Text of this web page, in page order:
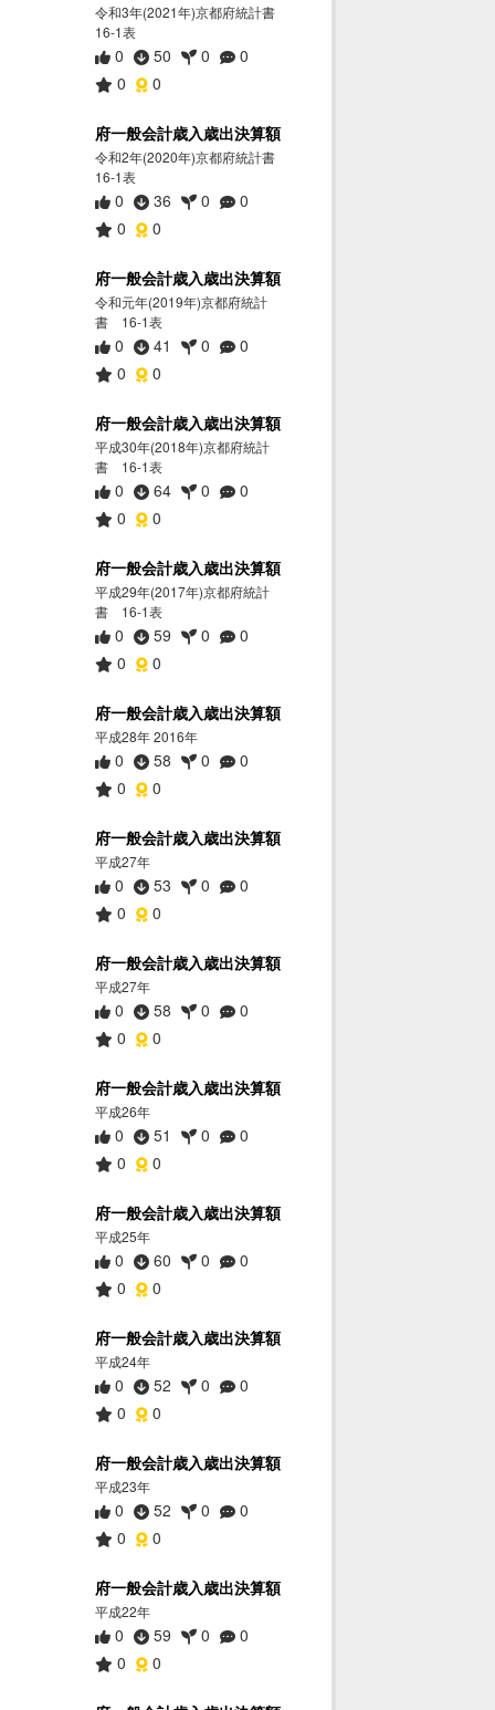
令和3年(2021年)京都府統計書
16-1表
0 50 0
0
0
0
府一般会計歳入歳出決算額
令和2年(2020年)京都府統計書
16-1表
0 36 0
0
0
0
府一般会計歳入歳出決算額
令和元年(2019年)京都府統計
書 16-1表
0 41 0
0
0
0
府一般会計歳入歳出決算額
平成30年(2018年)京都府統計
書 16-1表
0 64 0
0
0
0
府一般会計歳入歳出決算額
平成29年(2017年)京都府統計
書 16-1表
0 59 0
0
0
0
府一般会計歳入歳出決算額
平成28年 2016年
0 58 0
0
0
0
府一般会計歳入歳出決算額
平成27年
0 53 0
0
0
0
府一般会計歳入歳出決算額
平成27年
0 58 0
0
0
0
府一般会計歳入歳出決算額
平成26年
0 51 0
0
0
0
府一般会計歳入歳出決算額
平成25年
0 60 0
0
0
0
府一般会計歳入歳出決算額
平成24年
0 52 0
0
0
0
府一般会計歳入歳出決算額
平成23年
0 52 0
0
0
0
府一般会計歳入歳出決算額
平成22年
0 59 0
0
0
0